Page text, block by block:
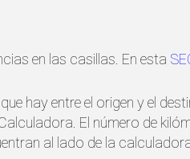
en las casillas. En esta
hay entre el origen y el
El número de
al lado de la